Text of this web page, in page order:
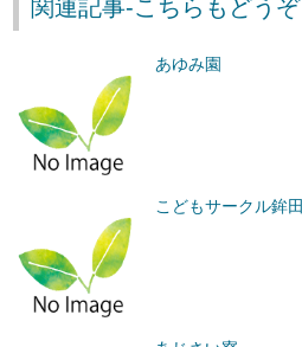
関連記事-こちらもどうぞ
あゆみ園
こどもサークル鉾田